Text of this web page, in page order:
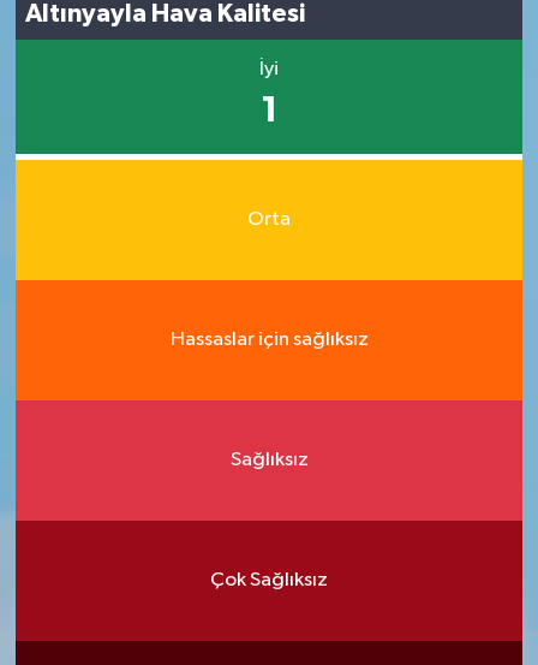
Altınyayla Hava Kalitesi
İyi
1
Orta
Hassaslar için sağlıksız
Sağlıksız
Çok Sağlıksız